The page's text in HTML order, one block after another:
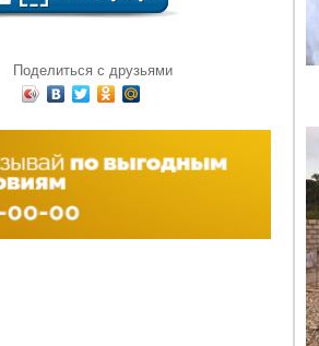
Поделиться с друзьями